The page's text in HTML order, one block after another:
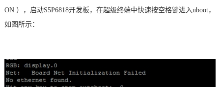
ON ）， 启动S5P6818开发板，在超级终端中快速按空格键进入uboot，
如图所示：